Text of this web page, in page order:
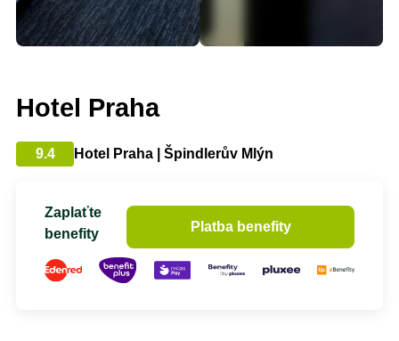
Hotel Praha
9.4 Hotel Praha | Špindlerův Mlýn
Zaplaťte
benefity
Platba benefity